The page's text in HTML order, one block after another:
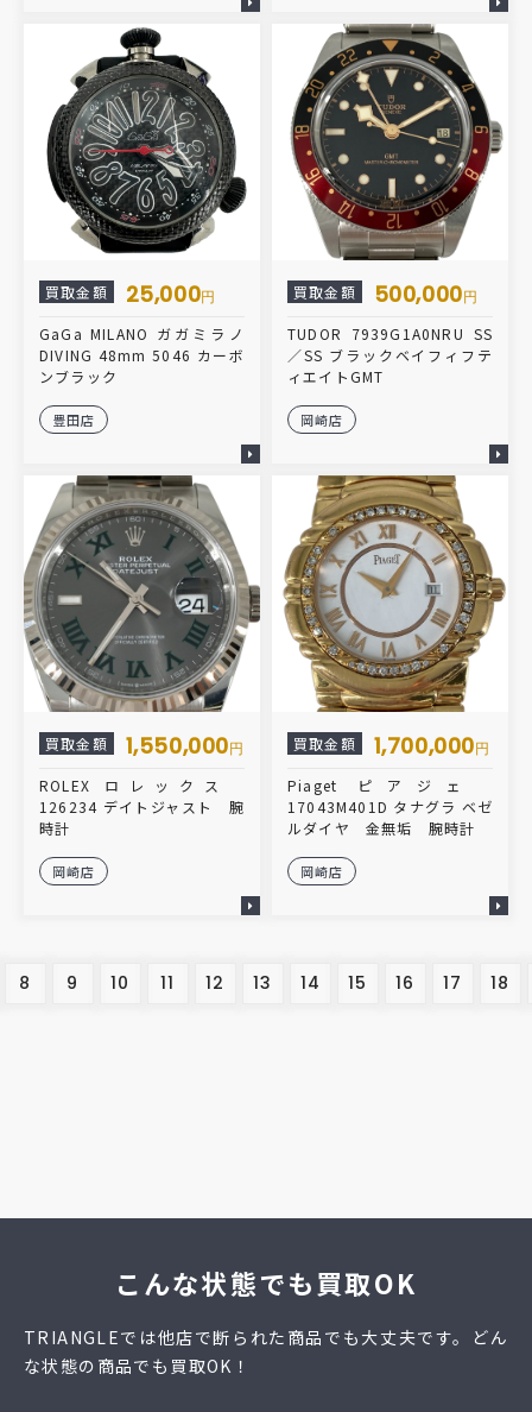
買取金額 25,000円
GaGa MILANO ガガミラノ
DIVING 48mm 5046 カーボ
ンブラック
豊田店
買取金額 500,000円
TUDOR 7939G1A0NRU SS
／SS ブラックベイフィフテ
ィエイトGMT
岡崎店
買取金額 1,550,000円
ROLEX ロレックス
126234 デイトジャスト 腕
時計
岡崎店
買取金額 1,700,000円
Piaget ピアジェ
17043M401D タナグラ ベゼ
ルダイヤ 金無垢 腕時計
岡崎店
8 9 10 11 12 13 14 15 16 17 18
こんな状態でも買取OK
TRIANGLEでは他店で断られた商品でも大丈夫です。どん
な状態の商品でも買取OK！